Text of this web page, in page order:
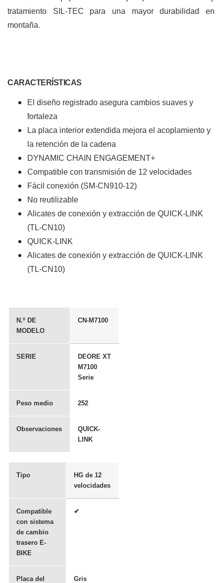
tratamiento SIL-TEC para una mayor durabilidad en
montaña.
CARACTERÍSTICAS
El diseño registrado asegura cambios suaves y
fortaleza
La placa interior extendida mejora el acoplamiento y
la retención de la cadena
DYNAMIC CHAIN ENGAGEMENT+
Compatible con transmisión de 12 velocidades
Fácil conexión (SM-CN910-12)
No reutilizable
Alicates de conexión y extracción de QUICK-LINK
(TL-CN10)
QUICK-LINK
Alicates de conexión y extracción de QUICK-LINK
(TL-CN10)
N.º DE
MODELO
CN-M7100
SERIE
DEORE XT
M7100
Serie
Peso medio 252
Observaciones
QUICK-
LINK
Tipo
HG de 12
velocidades
Compatible
con sistema
de cambio
trasero E-
BIKE
✔
Placa del
Gris